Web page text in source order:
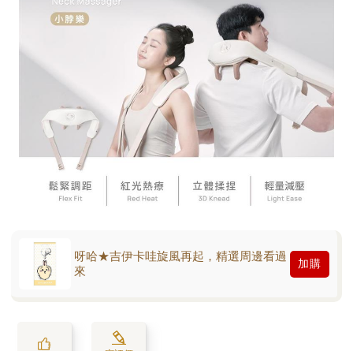
呀哈★吉伊卡哇旋風再起，精選周邊看過
來
加購